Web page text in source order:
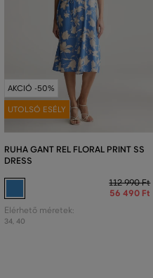
AKCIÓ -50%
UTOLSÓ ESÉLY
RUHA GANT REL FLORAL PRINT SS
DRESS
112 990 Ft
56 490 Ft
Elérhető méretek:
34, 40